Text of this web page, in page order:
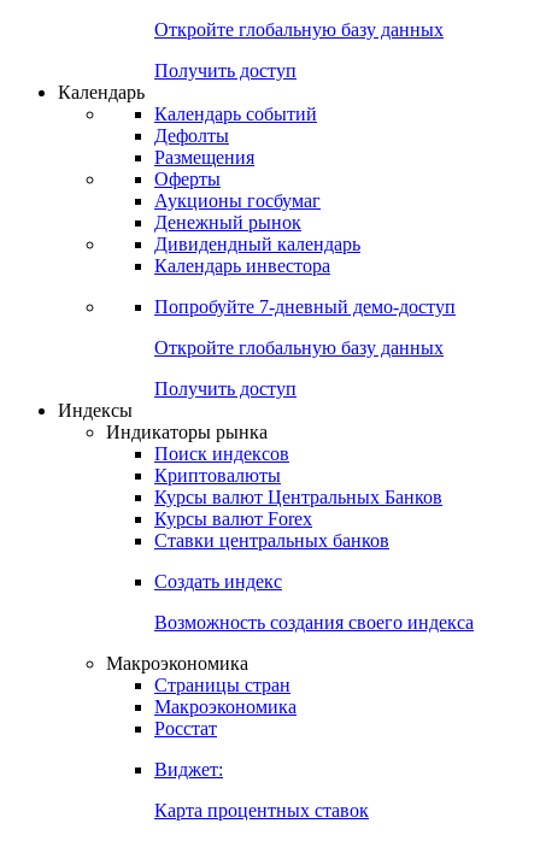
Откройте глобальную базу данных
Получить доступ
Календарь
Календарь событий
Дефолты
Размещения
Оферты
Аукционы госбумаг
Денежный рынок
Дивидендный календарь
Календарь инвестора
Попробуйте 7-дневный демо-доступ
Откройте глобальную базу данных
Получить доступ
Индексы
Индикаторы рынка
Поиск индексов
Криптовалюты
Курсы валют Центральных Банков
Курсы валют Forex
Ставки центральных банков
Создать индекс
Возможность создания своего индекса
Макроэкономика
Страницы стран
Макроэкономика
Росстат
Виджет:
Карта процентных ставок